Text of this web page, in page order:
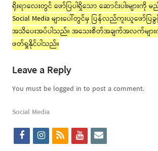
ရိုးရာလေးတွင် ဖော်ပြပါရှိသော ဆောင်းပါးများကို
Social Media များပေါ်တွင်မှ ပြန်လည်ကူးယူဖော်ပြခွ
အသိပေးအပ်ပါသည်။ အသေးစိတ်အချက်အလက်မျာ
ဖတ်ရှုနိုင်ပါသည်။
Leave a Reply
You must be logged in to post a comment.
Social Media
f
i
r
y
e